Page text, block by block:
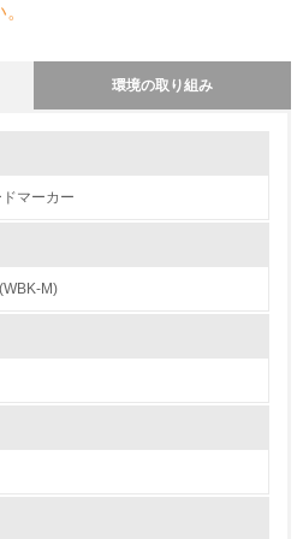
環境の取り組み
マーカー
M)